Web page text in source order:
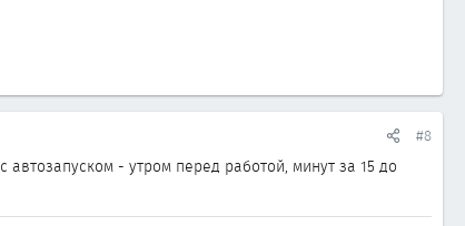
#8
- утром перед работой, минут за 15 до